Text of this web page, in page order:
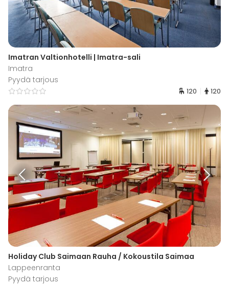
Imatran Valtionhotelli | Imatra-sali
Imatra
Pyydä tarjous
120 120
Holiday Club Saimaan Rauha / Kokoustila Saimaa
Lappeenranta
Pyydä tarjous